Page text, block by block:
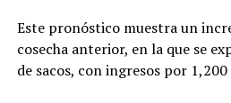
Este pronóstico muestra un
cosecha anterior, en la que se
de sacos, con ingresos por